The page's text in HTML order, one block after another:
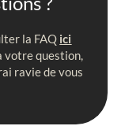
la FAQ ici
votre question,
ravie de vous